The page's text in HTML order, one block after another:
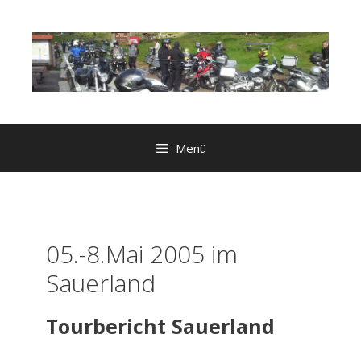
Inhalt
springen
Menü
05.-8.Mai 2005 im
Sauerland
Tourbericht Sauerland